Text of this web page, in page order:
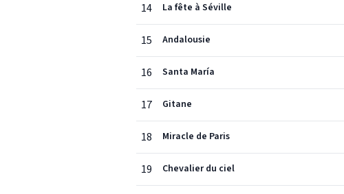
14 La fête à Séville
15 Andalousie
16 Santa María
17 Gitane
18 Miracle de Paris
19 Chevalier du ciel